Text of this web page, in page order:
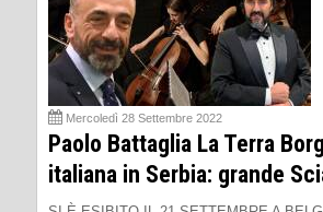
Mercoledì 28 Settembre 2022
Paolo Battaglia La Terra
italiana in Serbia: grande